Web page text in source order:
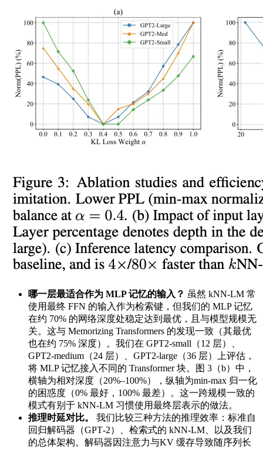
哪一层最适合作为 MLP 记忆的输入？ 虽然 kNN‑LM 常
使用最终 FFN 的输入作为检索键，但我们的 MLP 记忆
在约 70% 的网络深度处稳定达到最优，且与模型规模无
关。这与 Memorizing Transformers 的发现一致（其最优
也在约 75% 深度）。我们在 GPT2‑small（12 层）、
GPT2‑medium（24 层）、GPT2‑large（36 层）上评估，
将 MLP 记忆接入不同的 Transformer 块。图 3（b）中，
横轴为相对深度（20%–100%），纵轴为min‑max 归一化
的困惑度（0% 最好，100% 最差）。这一跨规模一致的
模式有别于 kNN‑LM 习惯使用最终层表示的做法。
推理时延对比。
我们比较三种方法的推理效率：标准自
回归解码器（GPT‑2）、检索式的 kNN‑LM、以及我们
的总体架构。解码器因注意力与KV 缓存导致随序列长